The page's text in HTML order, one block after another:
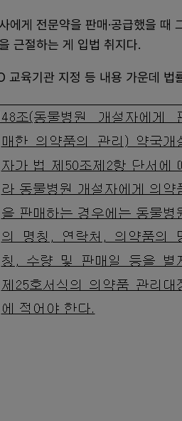
에게 전문약을 판매·공급했을
근절하는 게 입법 취지다.
교육기관 지정 등 내용 가운데 법